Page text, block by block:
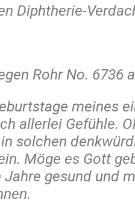
Diphtherie-
Rohr No. 6736
meines
allerlei Gefühle.
solchen
Möge es Gott
gesund und